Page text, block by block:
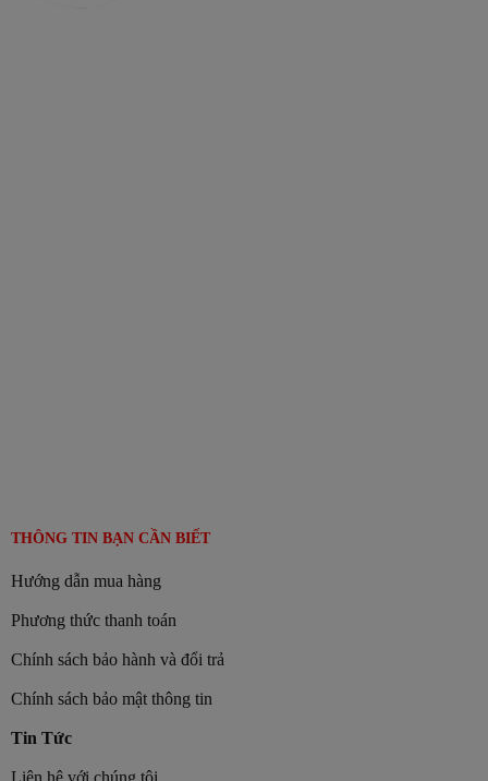
THÔNG TIN BẠN CẦN BIẾT
Hướng dẫn mua hàng
Phương thức thanh toán
Chính sách bảo hành và đổi trả
Chính sách bảo mật thông tin
Tin Tức
Liên hệ với chúng tôi